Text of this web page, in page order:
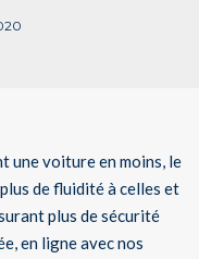
une voiture en moins, le
de fluidité à celles et
plus de sécurité
en ligne avec nos